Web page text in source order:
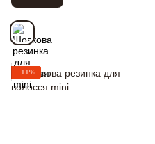
−11%